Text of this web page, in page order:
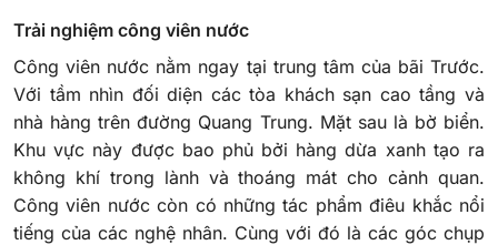
Trải nghiệm công viên nước
Công viên nước nằm ngay tại trung tâm của bãi Trước.
Với tầm nhìn đối diện các tòa khách sạn cao tầng và
nhà hàng trên đường Quang Trung. Mặt sau là bờ biển.
Khu vực này được bao phủ bởi hàng dừa xanh tạo ra
không khí trong lành và thoáng mát cho cảnh quan.
Công viên nước còn có những tác phẩm điêu khắc nổi
tiếng của các nghệ nhân. Cùng với đó là các góc chụp